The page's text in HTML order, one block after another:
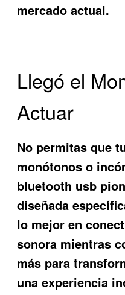
mercado actual.
Llegó el
Actuar
No permitas que
monótonos o
bluetooth usb
diseñada
lo mejor en
sonora mientras
más para
una experiencia